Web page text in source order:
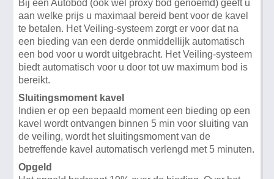
Bij een Autobod (ook wel proxy bod genoemd) geeft u
aan welke prijs u maximaal bereid bent voor de kavel
te betalen. Het Veiling-systeem zorgt er voor dat na
een bieding van een derde onmiddellijk automatisch
een bod voor u wordt uitgebracht. Het Veiling-systeem
biedt automatisch voor u door tot uw maximum bod is
bereikt.
Sluitingsmoment kavel
Indien er op een bepaald moment een bieding op een
kavel wordt ontvangen binnen 5 min voor sluiting van
de veiling, wordt het sluitingsmoment van de
betreffende kavel automatisch verlengd met 5 minuten.
Opgeld